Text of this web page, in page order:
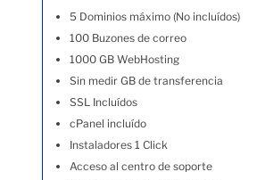
5 Dominios máximo (No incluídos)
100 Buzones de correo
1000 GB WebHosting
Sin medir GB de transferencia
SSL Incluídos
cPanel incluído
Instaladores 1 Click
Acceso al centro de soporte